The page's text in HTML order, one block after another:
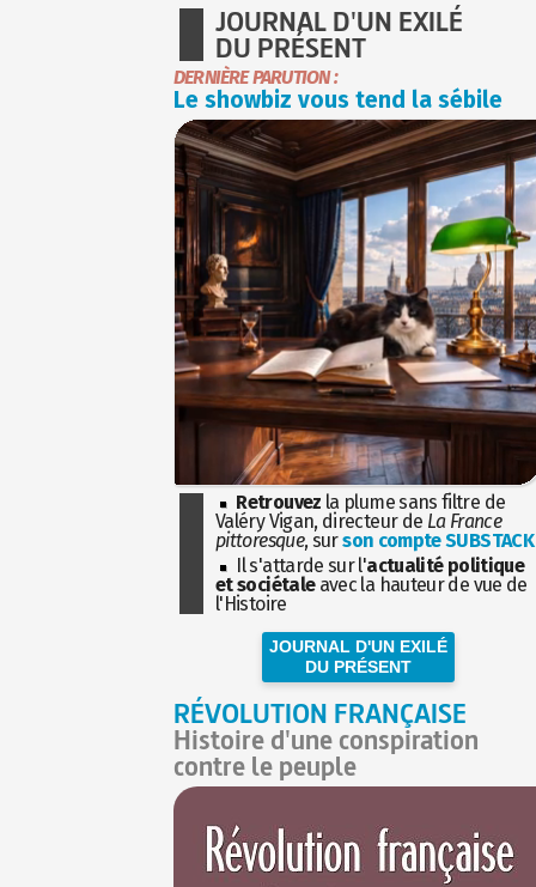
JOURNAL D'UN EXILÉ
DU PRÉSENT
DERNIÈRE PARUTION :
Le showbiz vous tend la sébile
Retrouvez la plume sans filtre de
Valéry Vigan, directeur de La France
pittoresque, surson compte SUBSTACK
Il s'attarde sur l'actualité politique
et sociétaleavec la hauteur de vue de
l'Histoire
JOURNAL D'UN EXILÉ
DU PRÉSENT
RÉVOLUTION FRANÇAISE
Histoire d'une conspiration
contre le peuple